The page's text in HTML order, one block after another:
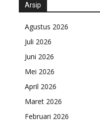
Arsip
Agustus 2026
Juli 2026
Juni 2026
Mei 2026
April 2026
Maret 2026
Februari 2026